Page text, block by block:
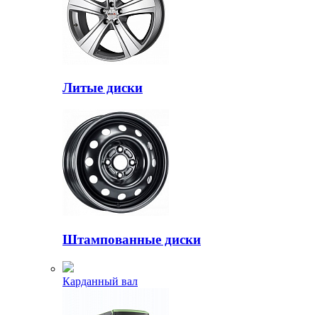
Литые диски
Штампованные диски
Карданный вал